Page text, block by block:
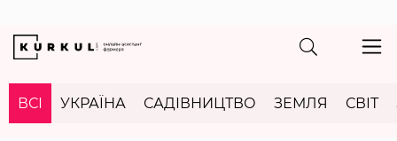
ВСІ УКРАЇНА САДІВНИЦТВО ЗЕМЛЯ СВІТ